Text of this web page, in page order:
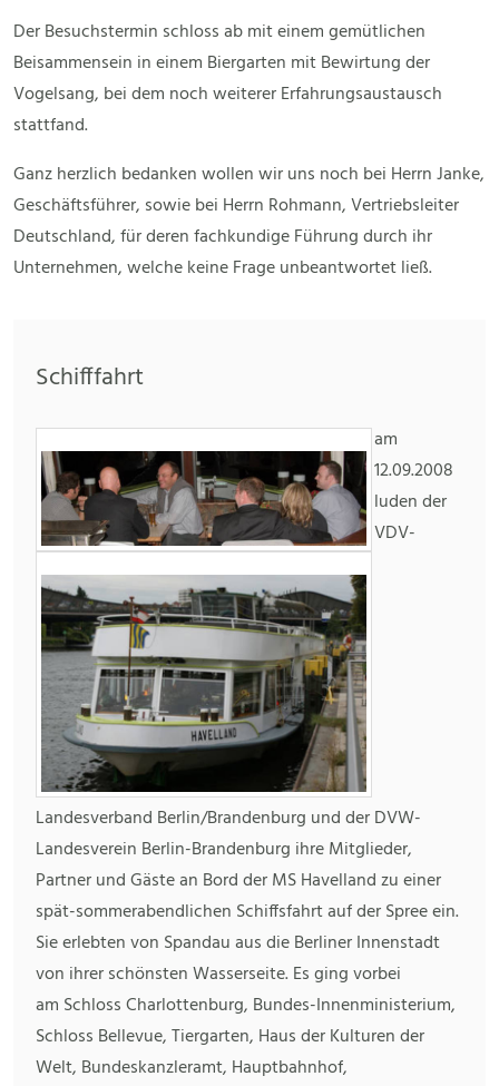
Der Besuchstermin schloss ab mit einem gemütlichen
Beisammensein in einem Biergarten mit Bewirtung der
Vogelsang, bei dem noch weiterer Erfahrungsaustausch
stattfand.
Ganz herzlich bedanken wollen wir uns noch bei Herrn Janke,
Geschäftsführer, sowie bei Herrn Rohmann, Vertriebsleiter
Deutschland, für deren fachkundige Führung durch ihr
Unternehmen, welche keine Frage unbeantwortet ließ.
Schifffahrt
am
12.09.2008
luden der
VDV-
Landesverband Berlin/Brandenburg und der DVW-
Landesverein Berlin-Brandenburg ihre Mitglieder,
Partner und Gäste an Bord der MS Havelland zu einer
spät-sommerabendlichen Schiffsfahrt auf der Spree ein.
Sie erlebten von Spandau aus die Berliner Innenstadt
von ihrer schönsten Wasserseite. Es ging vorbei
am Schloss Charlottenburg, Bundes-Innenministerium,
Schloss Bellevue, Tiergarten, Haus der Kulturen der
Welt, Bundeskanzleramt, Hauptbahnhof,